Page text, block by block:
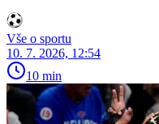
Vše o sportu
10. 7. 2026, 12:54
10 min